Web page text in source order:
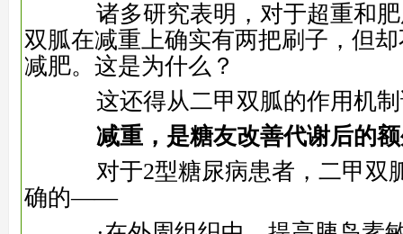
诸多研究表明，对于超重和肥
双胍在减重上确实有两把刷子，但
减肥。这是为什么？
这还得从二甲双胍的作用机制
减重，是糖友改善代谢后的
对于2型糖尿病患者，二甲双
确的——